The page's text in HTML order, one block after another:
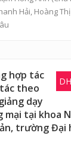
Hải, Hoàng
hợp tác
theo
dạy
tại khoa
trường Đại